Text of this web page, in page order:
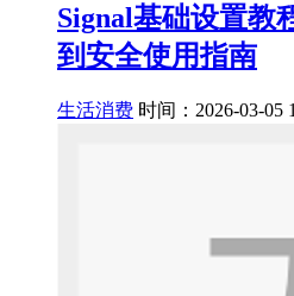
Signal基础设置教
到安全使用指南
生活消费 时间：2026-03-05